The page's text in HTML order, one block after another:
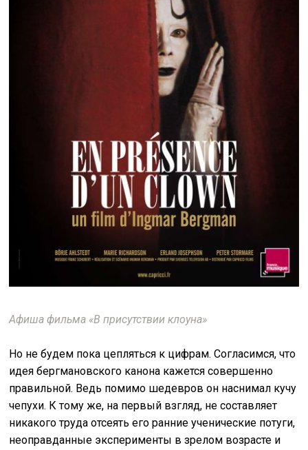
Афиша фильма «В присутствии клоуна»
Но не будем пока цепляться к цифрам. Согласимся, что
идея бергмановского канона кажется совершенно
правильной. Ведь помимо шедевров он наснимал кучу
чепухи. К тому же, на первый взгляд, не составляет
никакого труда отсеять его ранние ученические потуги,
неоправданные эксперименты в зрелом возрасте и